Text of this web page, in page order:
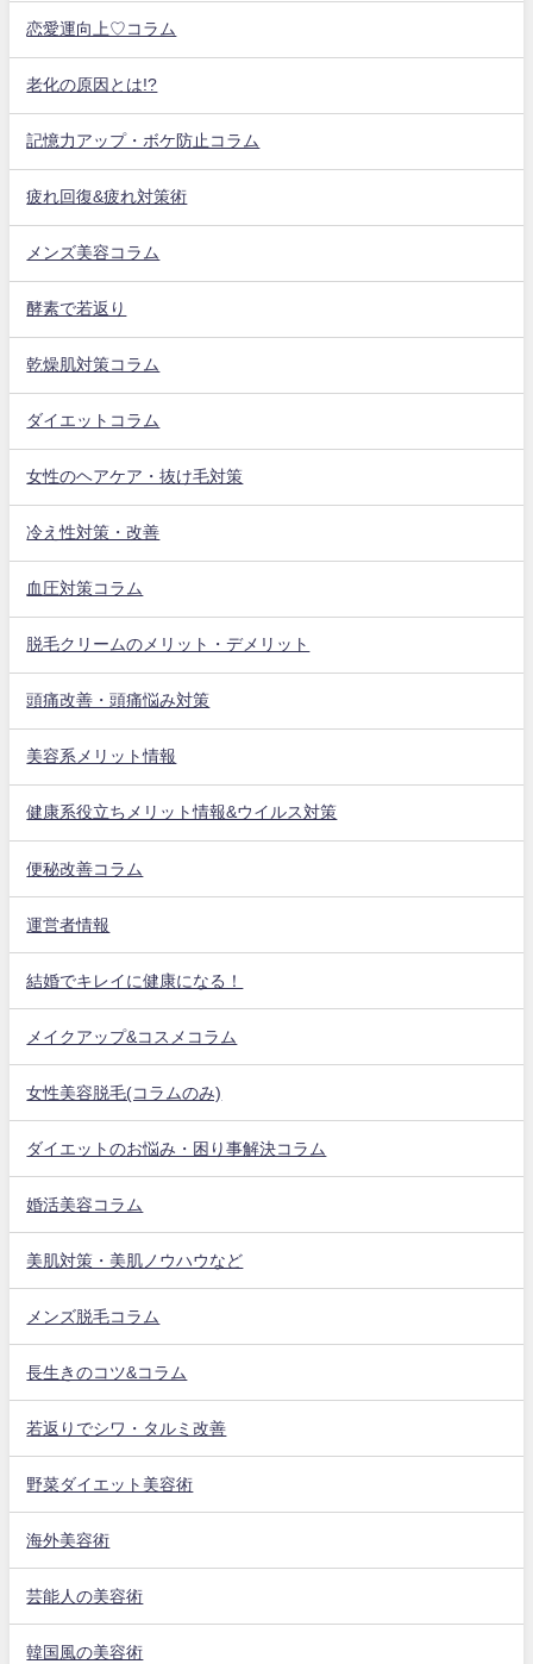
恋愛運向上♡コラム
老化の原因とは!?
記憶力アップ・ボケ防止コラム
疲れ回復&疲れ対策術
メンズ美容コラム
酵素で若返り
乾燥肌対策コラム
ダイエットコラム
女性のヘアケア・抜け毛対策
冷え性対策・改善
血圧対策コラム
脱毛クリームのメリット・デメリット
頭痛改善・頭痛悩み対策
美容系メリット情報
健康系役立ちメリット情報&ウイルス対策
便秘改善コラム
運営者情報
結婚でキレイに健康になる！
メイクアップ&コスメコラム
女性美容脱毛(コラムのみ)
ダイエットのお悩み・困り事解決コラム
婚活美容コラム
美肌対策・美肌ノウハウなど
メンズ脱毛コラム
長生きのコツ&コラム
若返りでシワ・タルミ改善
野菜ダイエット美容術
海外美容術
芸能人の美容術
韓国風の美容術